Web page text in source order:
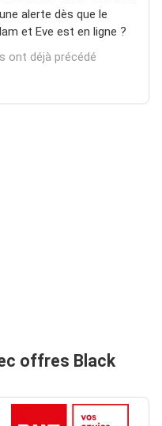
alerte dès que le
et Eve est en ligne ?
ont déjà précédé
offres Black